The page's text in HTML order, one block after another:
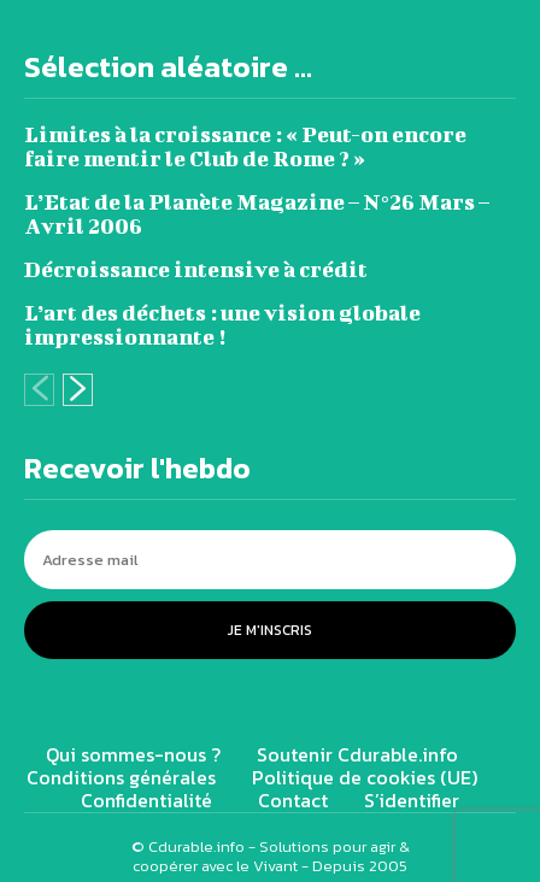
Sélection aléatoire ...
Limites à la croissance : « Peut-on encore
faire mentir le Club de Rome ? »
L’Etat de la Planète Magazine – N°26 Mars –
Avril 2006
Décroissance intensive à crédit
L’art des déchets : une vision globale
impressionnante !
Recevoir l'hebdo
JE M'INSCRIS
Qui sommes-nous ? Soutenir Cdurable.info
Conditions générales Politique de cookies (UE)
Confidentialité Contact S’identifier
© Cdurable.info - Solutions pour agir &
coopérer avec le Vivant - Depuis 2005